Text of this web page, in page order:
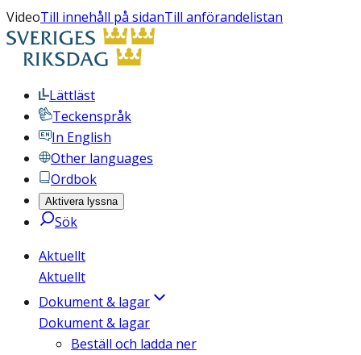
VideoTill innehåll på sidanTill anförandelistan
Lättläst
Teckenspråk
In English
Other languages
Ordbok
Aktivera lyssna
Sök
Aktuellt
Aktuellt
Dokument & lagar
Dokument & lagar
Beställ och ladda ner